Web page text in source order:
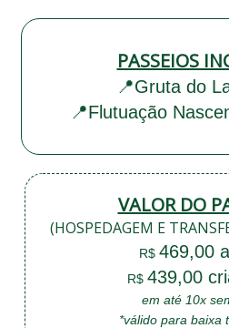
PASSEIOS
📍Gruta do
📍Flutuação
VALOR DO
(HOSPEDAGEM E
R$ 469,00
R$ 439,00
em até 10x
*válido para baixa